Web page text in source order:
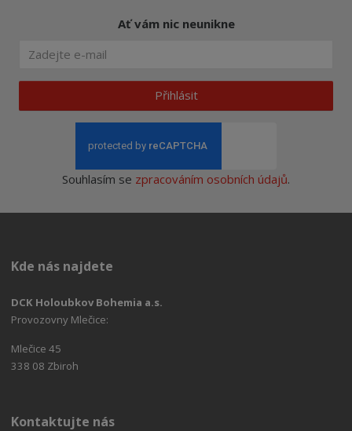
Ať vám nic neunikne
Přihlásit
Souhlasím se zpracováním osobních údajů.
Kde nás najdete
DCK Holoubkov Bohemia a.s.
Provozovny Mlečice:
Mlečice 45
338 08 Zbiroh
Kontaktujte nás